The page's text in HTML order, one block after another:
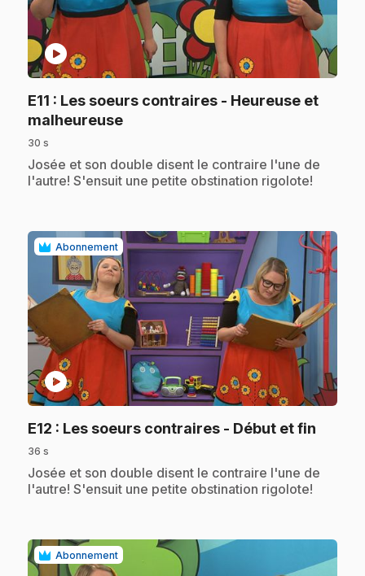
play_circle
E11 : Les soeurs contraires - Heureuse et
malheureuse.
30 s
.Josée et son double disent le contraire l'une de
l'autre! S'ensuit une petite obstination rigolote!
Abonnement
play_circle
E12 : Les soeurs contraires - Début et fin
36 s
.Josée et son double disent le contraire l'une de
l'autre! S'ensuit une petite obstination rigolote!
Abonnement